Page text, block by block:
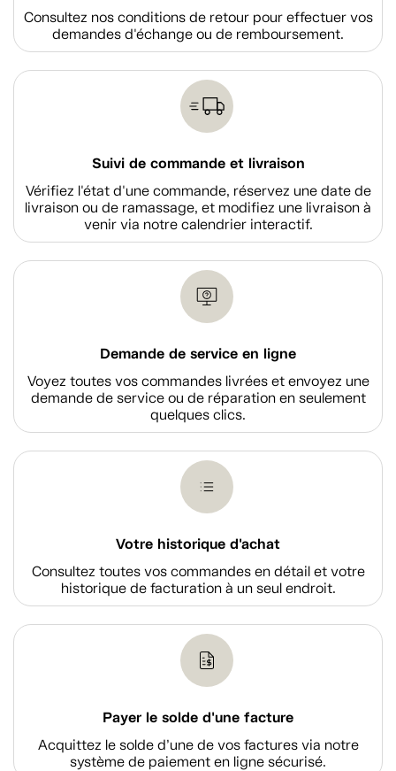
Consultez nos conditions de retour pour effectuer vos
demandes d'échange ou de remboursement.
Suivi de commande et livraison
Vérifiez l'état d'une commande, réservez une date de
livraison ou de ramassage, et modifiez une livraison à
venir via notre calendrier interactif.
Demande de service en ligne
Voyez toutes vos commandes livrées et envoyez une
demande de service ou de réparation en seulement
quelques clics.
Votre historique d'achat
Consultez toutes vos commandes en détail et votre
historique de facturation à un seul endroit.
Payer le solde d'une facture
Acquittez le solde d’une de vos factures via notre
système de paiement en ligne sécurisé.